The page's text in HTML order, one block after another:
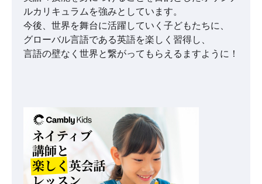
ルカリキュラムを強みとしています。
今後、世界を舞台に活躍していく子どもたちに、
グローバル言語である英語を楽しく習得し、
言語の壁なく世界と繋がってもらえるますように！